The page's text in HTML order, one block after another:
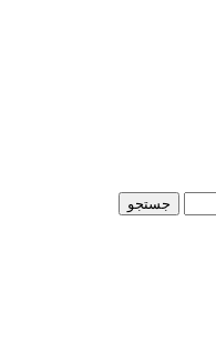
جستجو